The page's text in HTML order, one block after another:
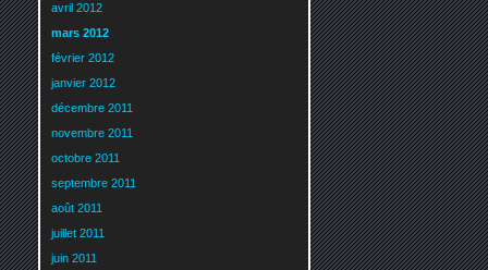
avril 2012
mars 2012
février 2012
janvier 2012
décembre 2011
novembre 2011
octobre 2011
septembre 2011
août 2011
juillet 2011
juin 2011